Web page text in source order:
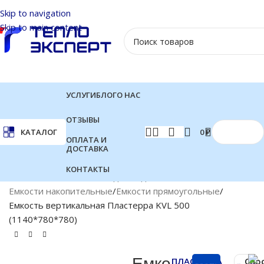
Skip to navigation
Skip to main content
КАТАЛОГ
УСЛУГИБЛОГО НАС
ОТЗЫВЫ
ОПЛАТА И
ДОСТАВКА
КОНТАКТЫ
0₽
Емкости накопительные Емкости прямоугольные
Емкость вертикальная Пластерра KVL 500
(1140*780*780)
ПЛАСТЕРРА